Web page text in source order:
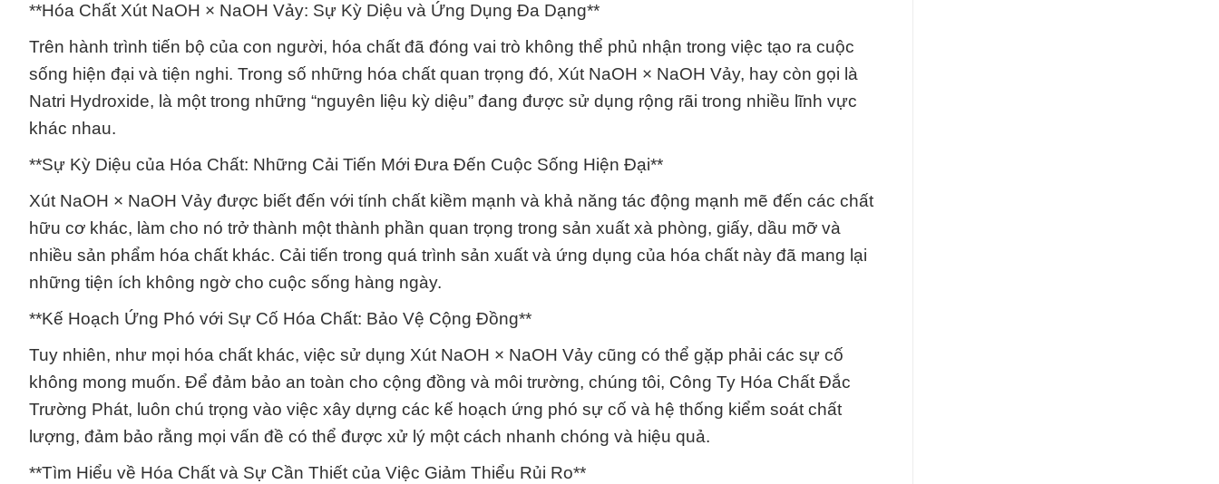
**Hóa Chất Xút NaOH × NaOH Vảy: Sự Kỳ Diệu và Ứng Dụng Đa Dạng**
Trên hành trình tiến bộ của con người, hóa chất đã đóng vai trò không thể phủ nhận trong việc tạo ra cuộc
sống hiện đại và tiện nghi. Trong số những hóa chất quan trọng đó, Xút NaOH × NaOH Vảy, hay còn gọi là
Natri Hydroxide, là một trong những “nguyên liệu kỳ diệu” đang được sử dụng rộng rãi trong nhiều lĩnh vực
khác nhau.
**Sự Kỳ Diệu của Hóa Chất: Những Cải Tiến Mới Đưa Đến Cuộc Sống Hiện Đại**
Xút NaOH × NaOH Vảy được biết đến với tính chất kiềm mạnh và khả năng tác động mạnh mẽ đến các chất
hữu cơ khác, làm cho nó trở thành một thành phần quan trọng trong sản xuất xà phòng, giấy, dầu mỡ và
nhiều sản phẩm hóa chất khác. Cải tiến trong quá trình sản xuất và ứng dụng của hóa chất này đã mang lại
những tiện ích không ngờ cho cuộc sống hàng ngày.
**Kế Hoạch Ứng Phó với Sự Cố Hóa Chất: Bảo Vệ Cộng Đồng**
Tuy nhiên, như mọi hóa chất khác, việc sử dụng Xút NaOH × NaOH Vảy cũng có thể gặp phải các sự cố
không mong muốn. Để đảm bảo an toàn cho cộng đồng và môi trường, chúng tôi, Công Ty Hóa Chất Đắc
Trường Phát, luôn chú trọng vào việc xây dựng các kế hoạch ứng phó sự cố và hệ thống kiểm soát chất
lượng, đảm bảo rằng mọi vấn đề có thể được xử lý một cách nhanh chóng và hiệu quả.
**Tìm Hiểu về Hóa Chất và Sự Cần Thiết của Việc Giảm Thiểu Rủi Ro**